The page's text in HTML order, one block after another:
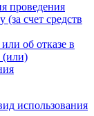
проведения
(за счет средств
об отказе в
(или)
использования